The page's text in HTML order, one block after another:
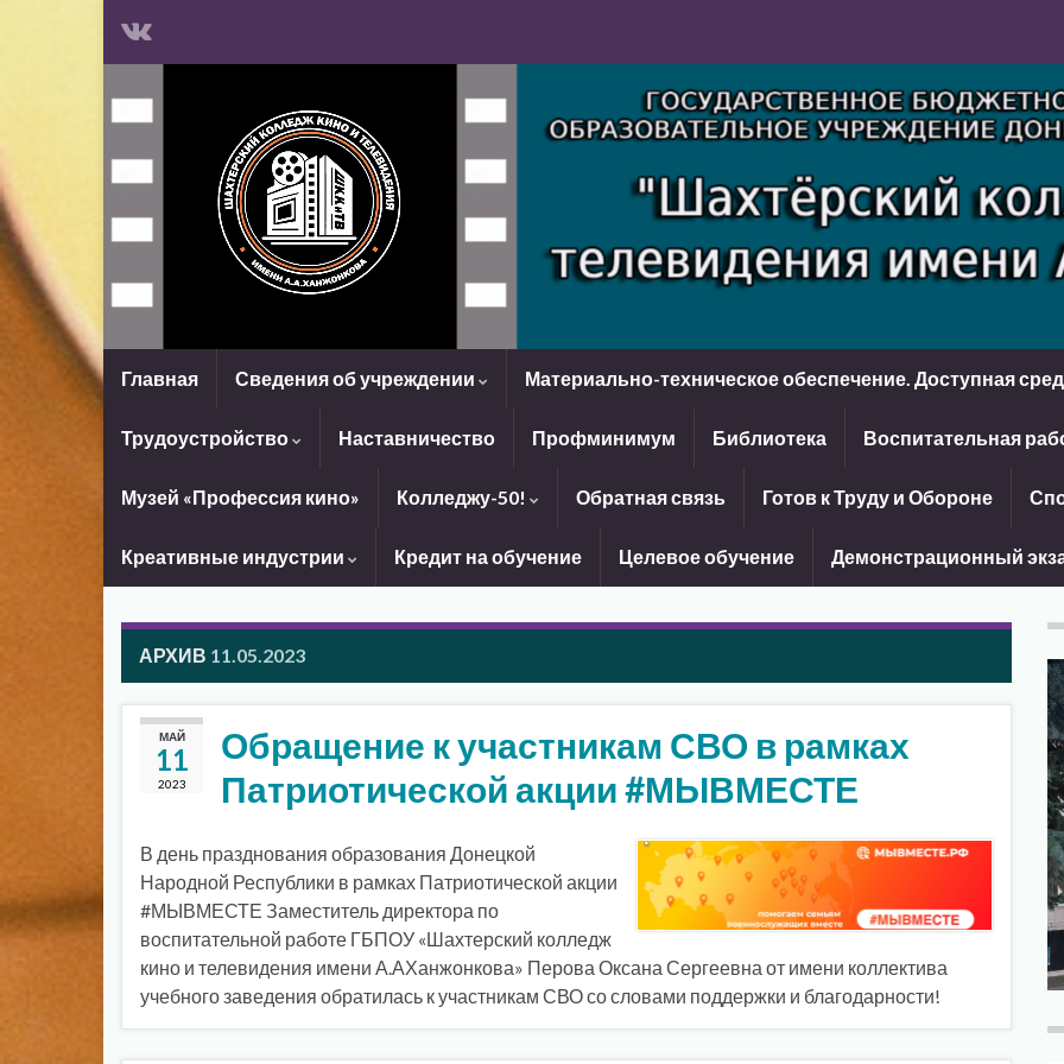
Главная Сведения об учреждении Материально-техническое обеспечение. Доступная
Трудоустройство Наставничество Профминимум Библиотека Воспитательная
Музей «Профессия кино» Колледжу-50! Обратная связь Готов к Труду и Обороне
Креативные индустрии Кредит на обучение Целевое обучение Демонстрационный
АРХИВ 11.05.2023
МАЙ
11
2023
Обращение к участникам СВО в рамках
Патриотической акции #МЫВМЕСТЕ
В день празднования образования Донецкой
Народной Республики в рамках Патриотической акции
#МЫВМЕСТЕ Заместитель директора по
воспитательной работе ГБПОУ «Шахтерский колледж
кино и телевидения имени А.АХанжонкова» Перова Оксана Сергеевна от имени коллектива
учебного заведения обратилась к участникам СВО со словами поддержки и благодарности!